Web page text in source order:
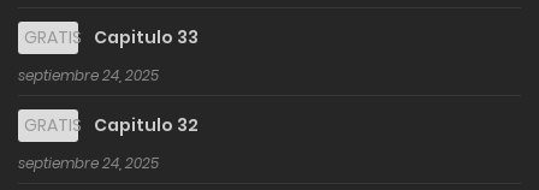
GRATIS Capitulo 33
septiembre 24, 2025
GRATIS Capitulo 32
septiembre 24, 2025